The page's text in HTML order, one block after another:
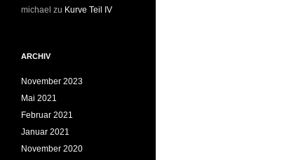
michael zu Kurve Teil IV
ARCHIV
November 2023
Mai 2021
Februar 2021
Januar 2021
November 2020